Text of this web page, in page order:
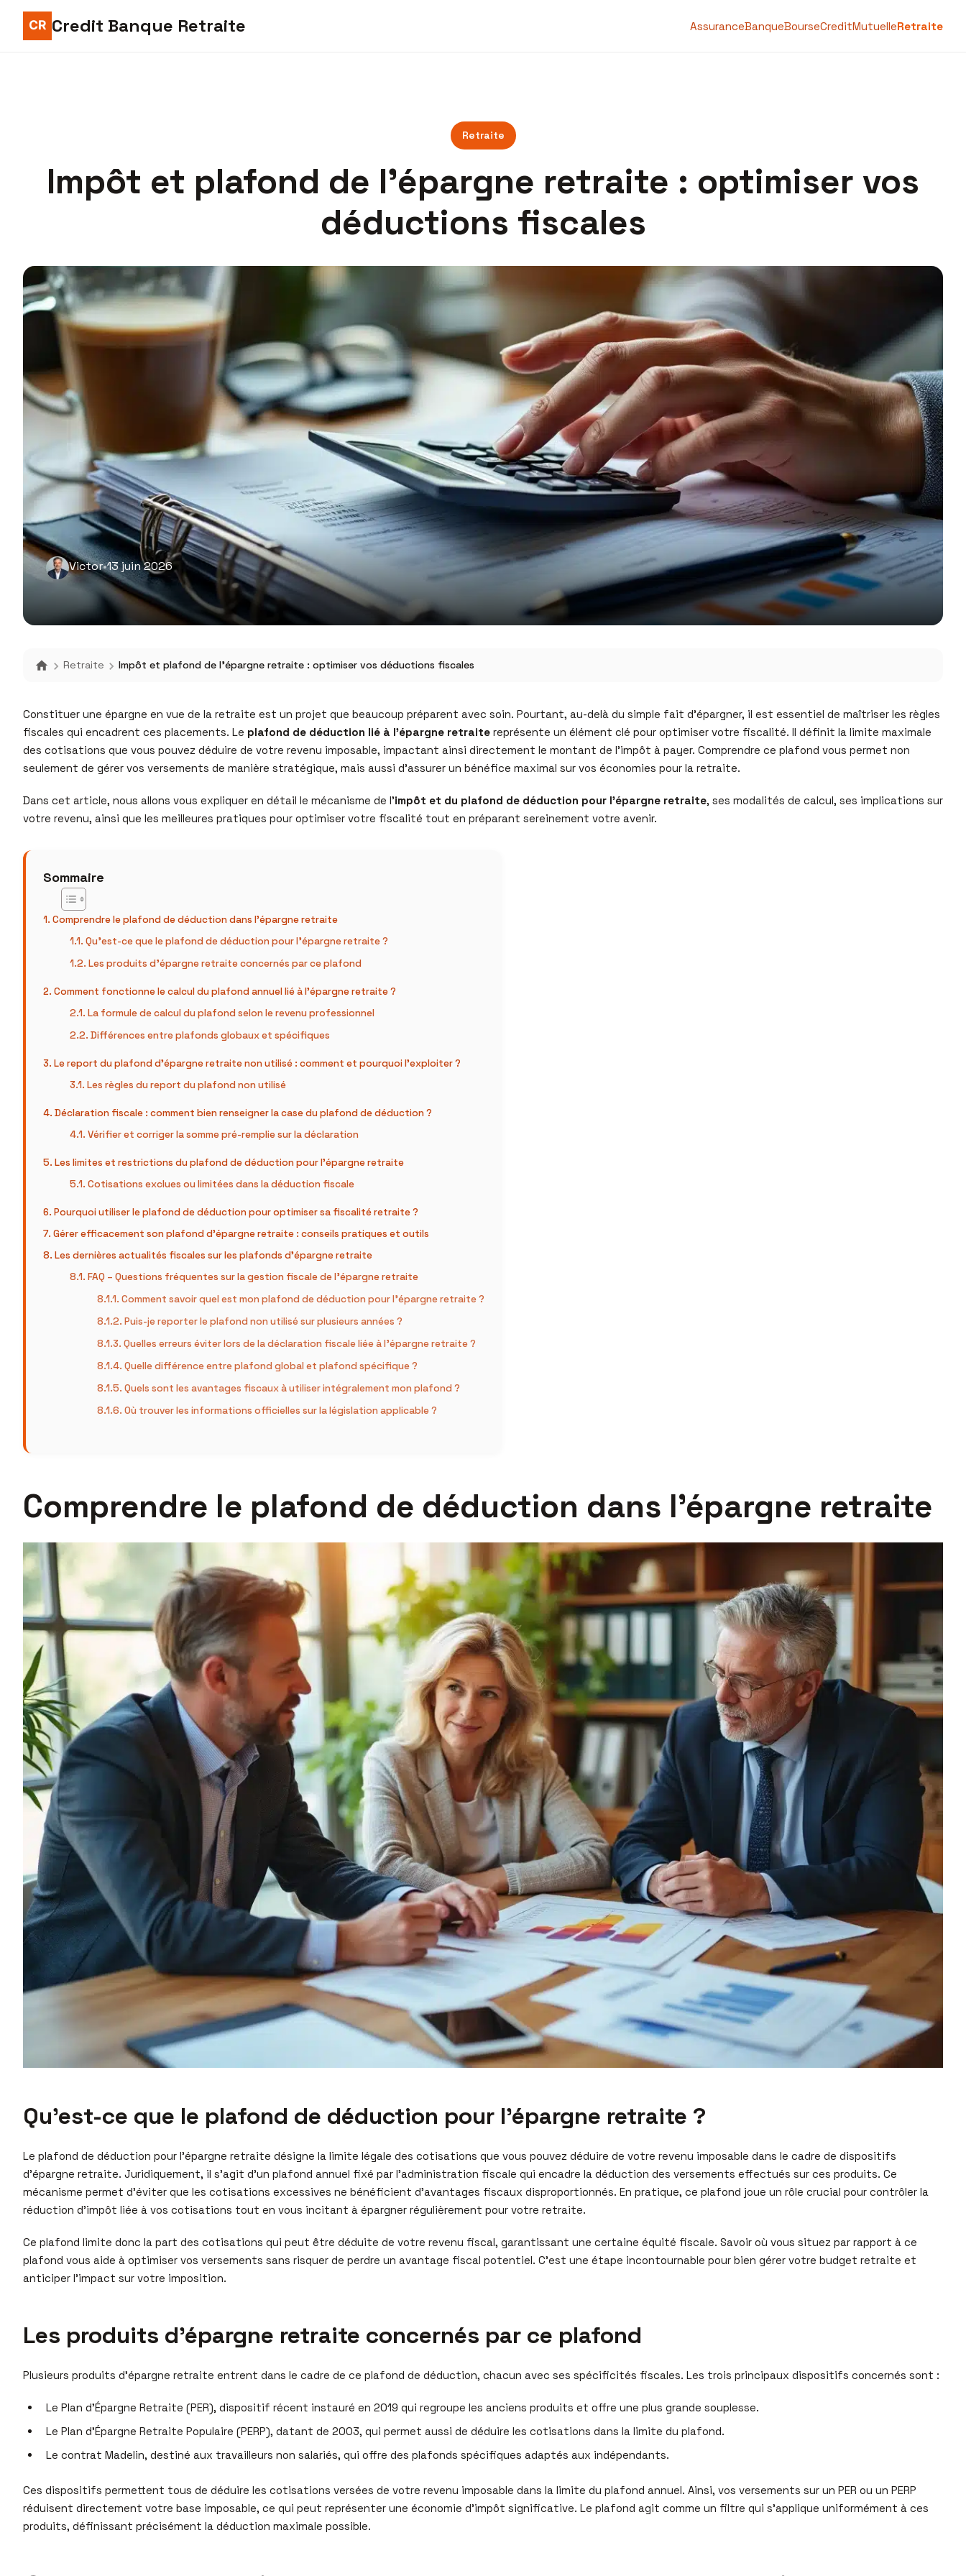
Credit Banque Retraite AssuranceBanqueBourseCreditMutuelleRetraite
Retraite
Impôt et plafond de l’épargne retraite : optimiser vos
déductions fiscales
Victor•13 juin 2026
Retraite Impôt et plafond de l’épargne retraite : optimiser vos déductions fiscales
Constituer une épargne en vue de la retraite est un projet que beaucoup préparent avec soin. Pourtant, au-delà du simple fait d’épargner, il est essentiel de maîtriser les règles
fiscales qui encadrent ces placements. Le plafond de déduction lié à l’épargne retraite représente un élément clé pour optimiser votre fiscalité. Il définit la limite maximale
des cotisations que vous pouvez déduire de votre revenu imposable, impactant ainsi directement le montant de l’impôt à payer. Comprendre ce plafond vous permet non
seulement de gérer vos versements de manière stratégique, mais aussi d’assurer un bénéfice maximal sur vos économies pour la retraite.
Dans cet article, nous allons vous expliquer en détail le mécanisme de l’impôt et du plafond de déduction pour l’épargne retraite, ses modalités de calcul, ses implications sur
votre revenu, ainsi que les meilleures pratiques pour optimiser votre fiscalité tout en préparant sereinement votre avenir.
Sommaire
Comprendre le plafond de déduction dans l’épargne retraite
Qu’est-ce que le plafond de déduction pour l’épargne retraite ?
Les produits d’épargne retraite concernés par ce plafond
Comment fonctionne le calcul du plafond annuel lié à l’épargne retraite ?
La formule de calcul du plafond selon le revenu professionnel
Différences entre plafonds globaux et spécifiques
Le report du plafond d’épargne retraite non utilisé : comment et pourquoi l’exploiter ?
Les règles du report du plafond non utilisé
Déclaration fiscale : comment bien renseigner la case du plafond de déduction ?
Vérifier et corriger la somme pré-remplie sur la déclaration
Les limites et restrictions du plafond de déduction pour l’épargne retraite
Cotisations exclues ou limitées dans la déduction fiscale
Pourquoi utiliser le plafond de déduction pour optimiser sa fiscalité retraite ?
Gérer efficacement son plafond d’épargne retraite : conseils pratiques et outils
Les dernières actualités fiscales sur les plafonds d’épargne retraite
FAQ – Questions fréquentes sur la gestion fiscale de l’épargne retraite
Comment savoir quel est mon plafond de déduction pour l’épargne retraite ?
Puis-je reporter le plafond non utilisé sur plusieurs années ?
Quelles erreurs éviter lors de la déclaration fiscale liée à l’épargne retraite ?
Quelle différence entre plafond global et plafond spécifique ?
Quels sont les avantages fiscaux à utiliser intégralement mon plafond ?
Où trouver les informations officielles sur la législation applicable ?
Comprendre le plafond de déduction dans l’épargne retraite
Qu’est-ce que le plafond de déduction pour l’épargne retraite ?
Le plafond de déduction pour l’épargne retraite désigne la limite légale des cotisations que vous pouvez déduire de votre revenu imposable dans le cadre de dispositifs
d’épargne retraite. Juridiquement, il s’agit d’un plafond annuel fixé par l’administration fiscale qui encadre la déduction des versements effectués sur ces produits. Ce
mécanisme permet d’éviter que les cotisations excessives ne bénéficient d’avantages fiscaux disproportionnés. En pratique, ce plafond joue un rôle crucial pour contrôler la
réduction d’impôt liée à vos cotisations tout en vous incitant à épargner régulièrement pour votre retraite.
Ce plafond limite donc la part des cotisations qui peut être déduite de votre revenu fiscal, garantissant une certaine équité fiscale. Savoir où vous situez par rapport à ce
plafond vous aide à optimiser vos versements sans risquer de perdre un avantage fiscal potentiel. C’est une étape incontournable pour bien gérer votre budget retraite et
anticiper l’impact sur votre imposition.
Les produits d’épargne retraite concernés par ce plafond
Plusieurs produits d’épargne retraite entrent dans le cadre de ce plafond de déduction, chacun avec ses spécificités fiscales. Les trois principaux dispositifs concernés sont :
Le Plan d’Épargne Retraite (PER), dispositif récent instauré en 2019 qui regroupe les anciens produits et offre une plus grande souplesse.
Le Plan d’Épargne Retraite Populaire (PERP), datant de 2003, qui permet aussi de déduire les cotisations dans la limite du plafond.
Le contrat Madelin, destiné aux travailleurs non salariés, qui offre des plafonds spécifiques adaptés aux indépendants.
Ces dispositifs permettent tous de déduire les cotisations versées de votre revenu imposable dans la limite du plafond annuel. Ainsi, vos versements sur un PER ou un PERP
réduisent directement votre base imposable, ce qui peut représenter une économie d’impôt significative. Le plafond agit comme un filtre qui s’applique uniformément à ces
produits, définissant précisément la déduction maximale possible.